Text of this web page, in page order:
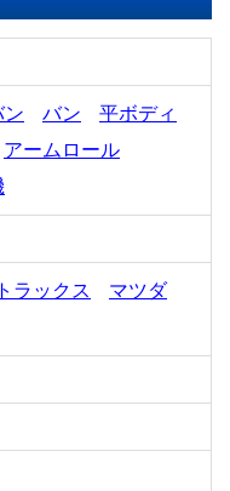
ン バン
平ボディ
アームロール
ラックス
マツダ